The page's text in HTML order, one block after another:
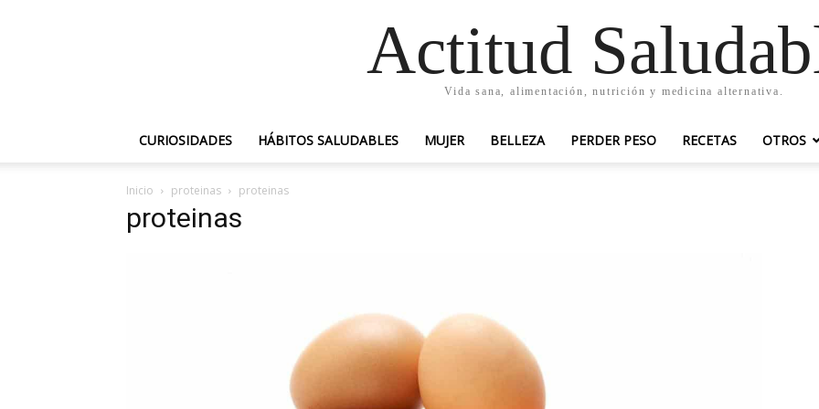
Actitud
Vida sana, alimentación, nutrición y medicina alternativa.
CURIOSIDADES HÁBITOS SALUDABLES MUJER BELLEZA PERDER PESO RECETAS OTROS
Inicio proteinas proteinas
proteinas